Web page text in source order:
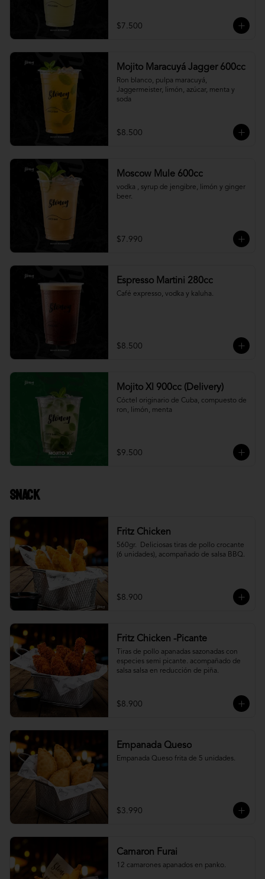
$7.500
Mojito Maracuyá Jagger 600cc
Ron blanco, pulpa maracuyá,
Jaggermeister, limón, azúcar, menta y
soda
$8.500
Moscow Mule 600cc
vodka , syrup de jengibre, limón y ginger
beer.
$7.990
Espresso Martini 280cc
Café expresso, vodka y kaluha.
$8.500
Mojito Xl 900cc (Delivery)
Cóctel originario de Cuba, compuesto de
ron, limón, menta
$9.500
Snack
Fritz Chicken
560gr.  Deliciosas tiras de pollo crocante
(6 unidades), acompañado de salsa BBQ.
$8.900
Fritz Chicken -Picante
Tiras de pollo apanadas sazonadas con
especies semi picante. acompañado de
salsa salsa en reducción de piña.
$8.900
Empanada Queso
Empanada Queso frita de 5 unidades.
$3.990
Camaron Furai
12 camarones apanados en panko.